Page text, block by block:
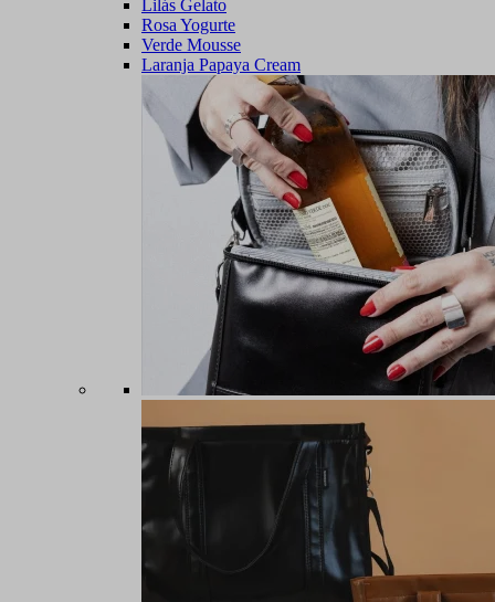
Lilás Gelato
Rosa Yogurte
Verde Mousse
Laranja Papaya Cream